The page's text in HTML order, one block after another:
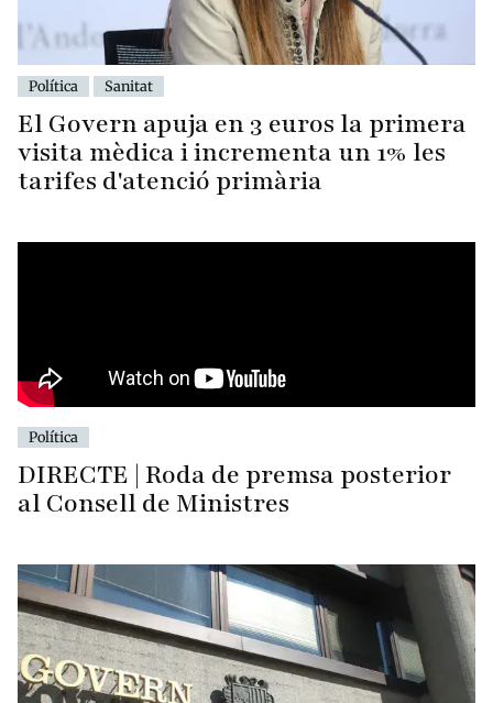
Política Sanitat
El Govern apuja en 3 euros la primera
visita mèdica i incrementa un 1% les
tarifes d'atenció primària
Política
DIRECTE | Roda de premsa posterior
al Consell de Ministres